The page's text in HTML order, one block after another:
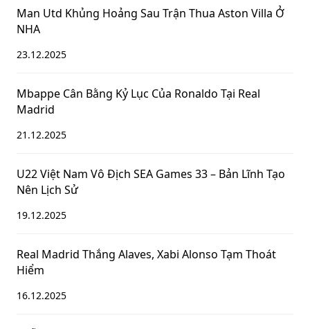
Man Utd Khủng Hoảng Sau Trận Thua Aston Villa Ở
NHA
23.12.2025
Mbappe Cân Bằng Kỷ Lục Của Ronaldo Tại Real
Madrid
21.12.2025
U22 Việt Nam Vô Địch SEA Games 33 – Bản Lĩnh Tạo
Nên Lịch Sử
19.12.2025
Real Madrid Thắng Alaves, Xabi Alonso Tạm Thoát
Hiểm
16.12.2025